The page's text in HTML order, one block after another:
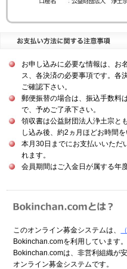
お申し込みに必要な情報は、お
ス、各決済の必要事項です。各
ご確認下さい。
郵便振替の場合は、振込手数料
で、予めご了承下さい。
領収書は公益財団法人浄土宗と
し込み後、約2ヵ月ほどお時間を
本月30日までにお支払いいただ
れます。
会員期間はご入金日が属する年
このオンライン募金システムは、
Bokinchan.comを利用しています。
Bokinchan.comは、非営利組織が
オンライン募金システムです。